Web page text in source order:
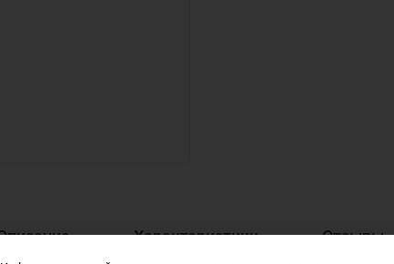
Характеристики Отзывы